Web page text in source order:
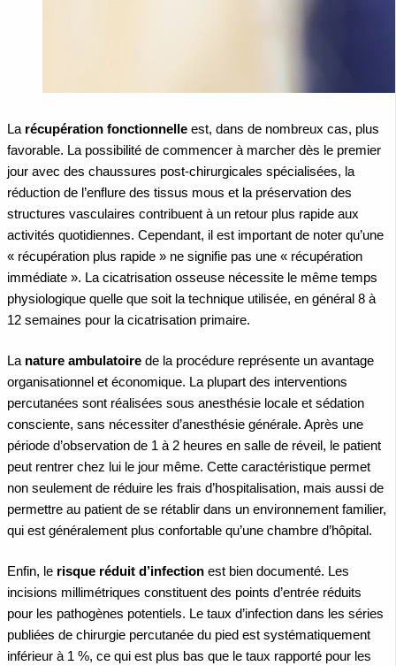
La récupération fonctionnelle est, dans de nombreux cas, plus
favorable. La possibilité de commencer à marcher dès le premier
jour avec des chaussures post-chirurgicales spécialisées, la
réduction de l’enflure des tissus mous et la préservation des
structures vasculaires contribuent à un retour plus rapide aux
activités quotidiennes. Cependant, il est important de noter qu’une
« récupération plus rapide » ne signifie pas une « récupération
immédiate ». La cicatrisation osseuse nécessite le même temps
physiologique quelle que soit la technique utilisée, en général 8 à
12 semaines pour la cicatrisation primaire.
La nature ambulatoire de la procédure représente un avantage
organisationnel et économique. La plupart des interventions
percutanées sont réalisées sous anesthésie locale et sédation
consciente, sans nécessiter d’anesthésie générale. Après une
période d’observation de 1 à 2 heures en salle de réveil, le patient
peut rentrer chez lui le jour même. Cette caractéristique permet
non seulement de réduire les frais d’hospitalisation, mais aussi de
permettre au patient de se rétablir dans un environnement familier,
qui est généralement plus confortable qu’une chambre d’hôpital.
Enfin, le risque réduit d’infection est bien documenté. Les
incisions millimétriques constituent des points d’entrée réduits
pour les pathogènes potentiels. Le taux d’infection dans les séries
publiées de chirurgie percutanée du pied est systématiquement
inférieur à 1 %, ce qui est plus bas que le taux rapporté pour les